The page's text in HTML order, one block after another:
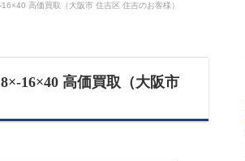
高価買取（大阪市 住吉区 住吉のお客様）
16×40 高価買取（大阪市